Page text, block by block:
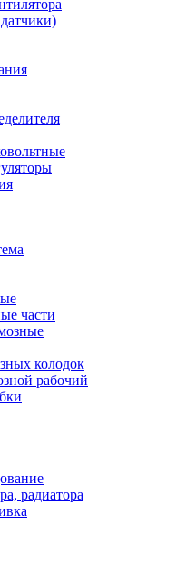
части
колодок
рабочий
радиатора